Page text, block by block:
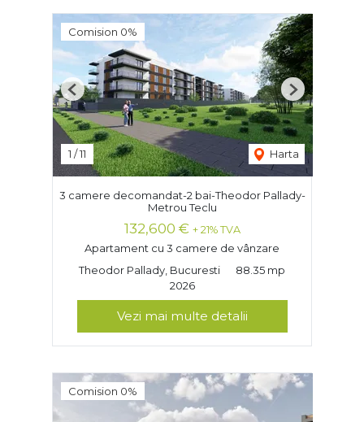
Comision 0%
1 /11 Harta
Previous Next
3 camere decomandat-2 bai-Theodor Pallady-
Metrou Teclu
132,600 € + 21% TVA
Apartament cu 3 camere de vânzare
Theodor Pallady, Bucuresti
88.35 mp
2026
Vezi mai multe detalii
Comision 0%